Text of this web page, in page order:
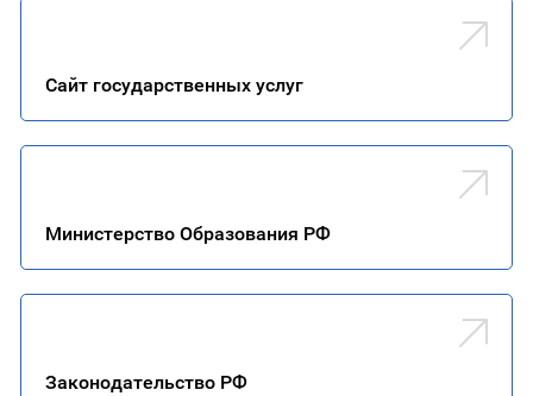
Сайт го­сударс­твен­ных ус­луг
Министерство Образования РФ
Законодательство РФ